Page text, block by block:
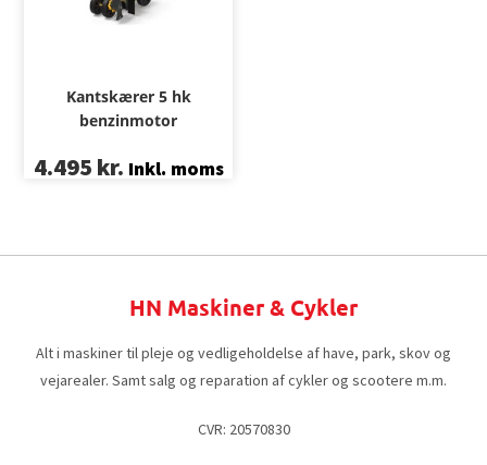
Kantskærer 5 hk
benzinmotor
4.495 kr. Inkl. moms
HN Maskiner & Cykler
Alt i maskiner til pleje og vedligeholdelse af have, park, skov og
vejarealer. Samt salg og reparation af cykler og scootere m.m.
CVR: 20570830